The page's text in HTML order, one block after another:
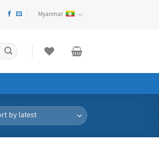
ောင့် Website Item Pricing များ အပြောင်းအလဲ ရှိနိူင်
Myanmar